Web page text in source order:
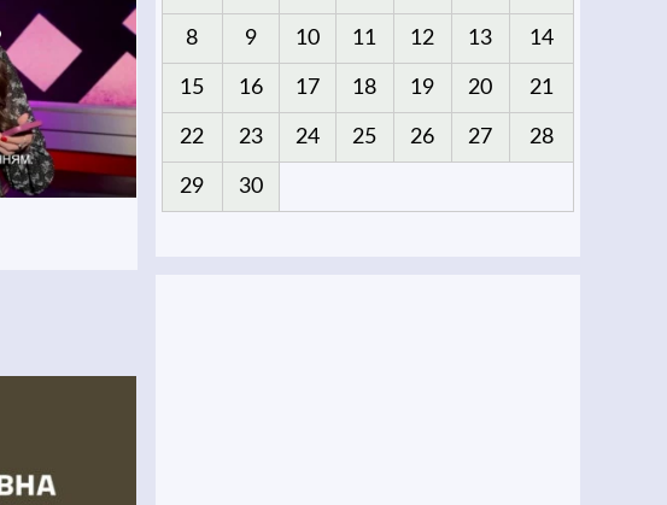
8 9 10 11 12 13 14
15 16 17 18 19 20 21
22 23 24 25 26 27 28
29 30